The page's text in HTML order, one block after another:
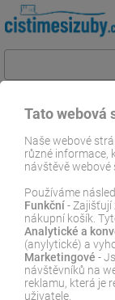
Tato webová
Naše webové
různé informace,
návštěvě webové
Používáme
Funkční-
nákupní košík.
Analytické a
(anylytické) a
Marketingové -
návštěvníků na
reklamu, která je
uživatele.
ČistímeSiZuby.cz
Toaletní a úložné
E-SHOP
Toaletní
Toaletní tašky a